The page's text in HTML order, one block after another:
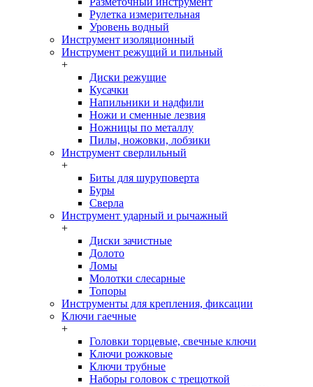
Рулетка измерительная
Уровень водный
Инструмент изоляционный
Инструмент режущий и пильный
+
Диски режущие
Кусачки
Напильники и надфили
Ножи и сменные лезвия
Ножницы по металлу
Пилы, ножовки, лобзики
Инструмент сверлильный
+
Биты для шуруповерта
Буры
Сверла
Инструмент ударный и рычажный
+
Диски зачистные
Долото
Ломы
Молотки слесарные
Топоры
Инструменты для крепления, фиксации
Ключи гаечные
+
Головки торцевые, свечные ключи
Ключи рожковые
Ключи трубные
Наборы головок c трещоткой